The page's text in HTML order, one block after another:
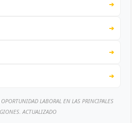
➔
➔
➔
➔
LABORAL EN LAS PRINCIPALES
ACTUALIZADO